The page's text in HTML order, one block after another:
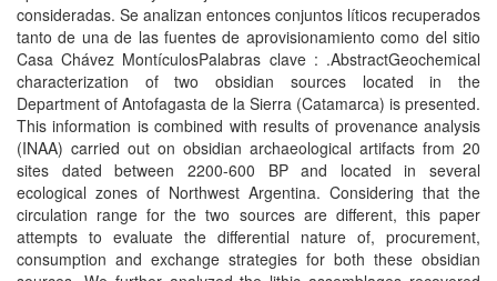
consideradas. Se analizan entonces conjuntos líticos recuperados
tanto de una de las fuentes de aprovisionamiento como del sitio
Casa Chávez MontículosPalabras clave : .AbstractGeochemical
characterization of two obsidian sources located in the
Department of Antofagasta de la Sierra (Catamarca) is presented.
This information is combined with results of provenance analysis
(INAA) carried out on obsidian archaeological artifacts from 20
sites dated between 2200-600 BP and located in several
ecological zones of Northwest Argentina. Considering that the
circulation range for the two sources are different, this paper
attempts to evaluate the differential nature of, procurement,
consumption and exchange strategies for both these obsidian